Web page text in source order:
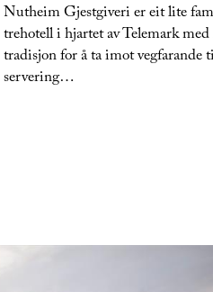
Nutheim Gjestgiveri er eit lite
trehotell i hjartet av Telemark
tradisjon for å ta imot vegfarande
servering…